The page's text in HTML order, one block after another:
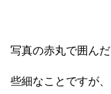
写真の赤丸で囲ん
些細なことですが